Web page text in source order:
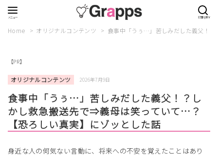
Home オリジナルコンテンツ 食事中「うぅ…」苦しみだした義父！
【PR】
オリジナルコンテンツ 2026年7月9日
食事中「うぅ…」苦しみだした義父！？し
かし救急搬送先で⇒義母は笑っていて…？
【恐ろしい真実】にゾッとした話
身近な人の何気ない言動に、将来への不安を覚えたことはあり